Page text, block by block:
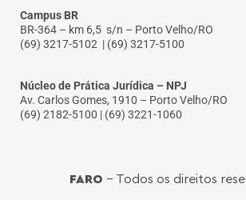
Campus BR
BR-364 – km 6,5 s/n – Porto Velho/RO
(69) 3217-5102 | (69) 3217-5100
Núcleo de Prática Jurídica – NPJ
Av. Carlos Gomes, 1910 – Porto Velho/RO
(69) 2182-5100 | (69) 3221-1060
FARO - Todos os direitos